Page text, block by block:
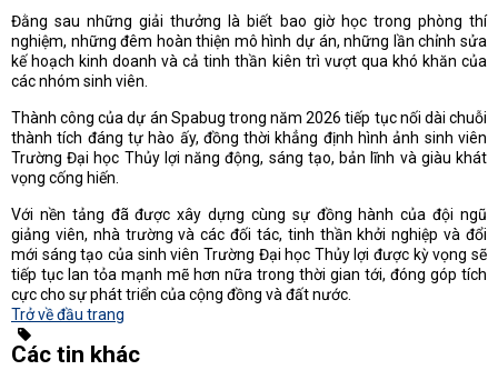
Đằng sau những giải thưởng là biết bao giờ học trong phòng thí
nghiệm, những đêm hoàn thiện mô hình dự án, những lần chỉnh sửa
kế hoạch kinh doanh và cả tinh thần kiên trì vượt qua khó khăn của
các nhóm sinh viên.
Thành công của dự án Spabug trong năm 2026 tiếp tục nối dài chuỗi
thành tích đáng tự hào ấy, đồng thời khẳng định hình ảnh sinh viên
Trường Đại học Thủy lợi năng động, sáng tạo, bản lĩnh và giàu khát
vọng cống hiến.
Với nền tảng đã được xây dựng cùng sự đồng hành của đội ngũ
giảng viên, nhà trường và các đối tác, tinh thần khởi nghiệp và đổi
mới sáng tạo của sinh viên Trường Đại học Thủy lợi được kỳ vọng sẽ
tiếp tục lan tỏa mạnh mẽ hơn nữa trong thời gian tới, đóng góp tích
cực cho sự phát triển của cộng đồng và đất nước.
Trở về đầu trang
Các tin khác